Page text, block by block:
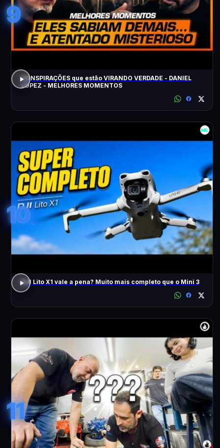
9
CONSPIRAÇÕES que estão VIRANDO VERDADE - DANIEL
LOPEZ - MELHORES MOMENTOS
10
DJI Lito X1 vale a pena? Muito mais completo que o Mini 3
11